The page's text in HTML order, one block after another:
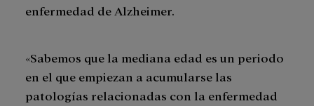
enfermedad de Alzheimer.
«Sabemos que la mediana edad es un periodo
en el que empiezan a acumularse las
patologías relacionadas con la enfermedad